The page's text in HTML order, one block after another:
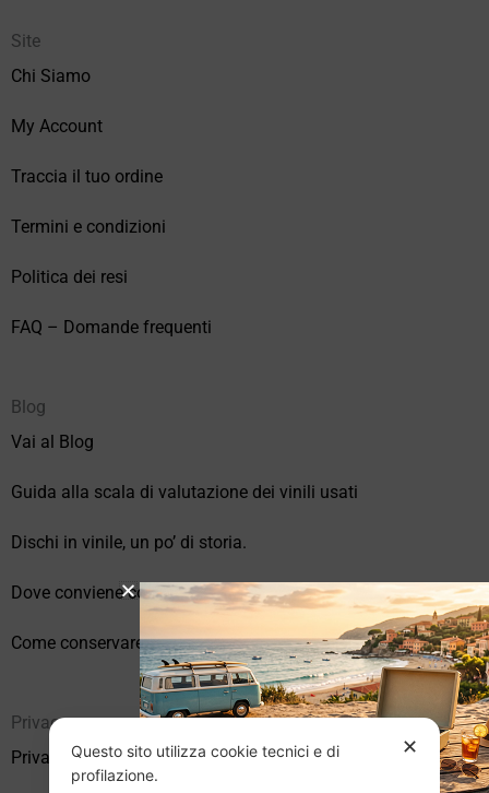
Site
Chi Siamo
My Account
Traccia il tuo ordine
Termini e condizioni
Politica dei resi
FAQ – Domande frequenti
Blog
Vai al Blog
Guida alla scala di valutazione dei vinili usati
Dischi in vinile, un po’ di storia.
Dove conviene comprare vinili online?
Come conservare correttamente i vinili usati
Privacy
Privacy Policy
✕
Questo sito utilizza cookie tecnici e di
profilazione.